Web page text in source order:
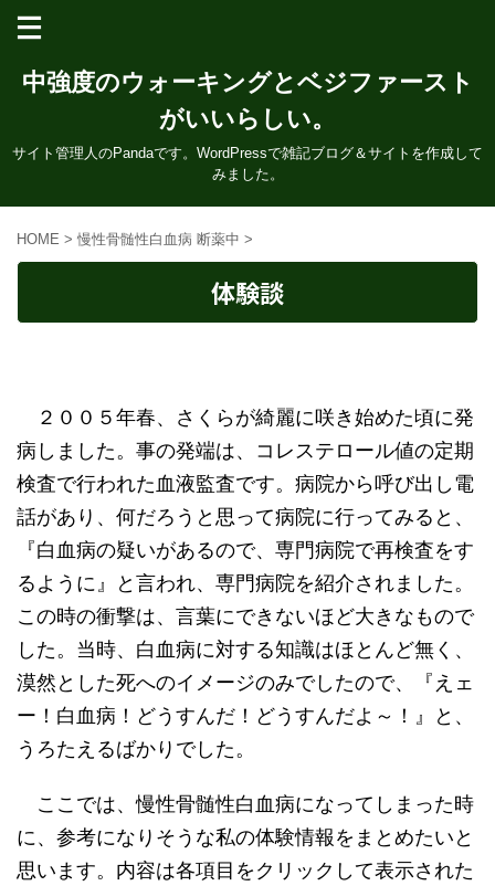
中強度のウォーキングとベジファースト
がいいらしい。
サイト管理人のPandaです。WordPressで雑記ブログ＆サイトを作成して
みました。
HOME > 慢性骨髄性白血病 断薬中 >
体験談
２００５年春、さくらが綺麗に咲き始めた頃に発
病しました。事の発端は、コレステロール値の定期
検査で行われた血液監査です。病院から呼び出し電
話があり、何だろうと思って病院に行ってみると、
『白血病の疑いがあるので、専門病院で再検査をす
るように』と言われ、専門病院を紹介されました。
この時の衝撃は、言葉にできないほど大きなもので
した。当時、白血病に対する知識はほとんど無く、
漠然とした死へのイメージのみでしたので、『えェ
ー！白血病！どうすんだ！どうすんだよ～！』と、
うろたえるばかりでした。
ここでは、慢性骨髄性白血病になってしまった時
に、参考になりそうな私の体験情報をまとめたいと
思います。内容は各項目をクリックして表示された